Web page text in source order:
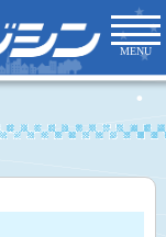
MENU